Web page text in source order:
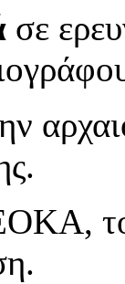
σε